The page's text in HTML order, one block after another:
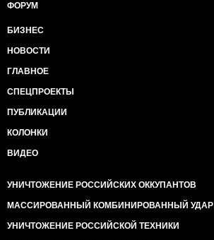
ФОРУМ
БИЗНЕС
НОВОСТИ
ГЛАВНОЕ
СПЕЦПРОЕКТЫ
ПУБЛИКАЦИИ
КОЛОНКИ
ВИДЕО
УНИЧТОЖЕНИЕ РОССИЙСКИХ ОККУПАНТОВ
МАССИРОВАННЫЙ КОМБИНИРОВАННЫЙ УДАР
УНИЧТОЖЕНИЕ РОССИЙСКОЙ ТЕХНИКИ